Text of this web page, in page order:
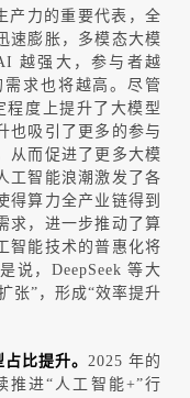
产力的重要代表，全
速膨胀，多模态大模
越强大，参与者越
求也将越高。尽管
程度上提升了大模型
也吸引了更多的参与
从而促进了更多大模
工智能浪潮激发了各
得算力全产业链得到
求，进一步推动了算
智能技术的普惠化将
说， DeepSeek等大
张” ，形成“效率提升
占比提升。 2025 年的
推进“ 人工智能+”行